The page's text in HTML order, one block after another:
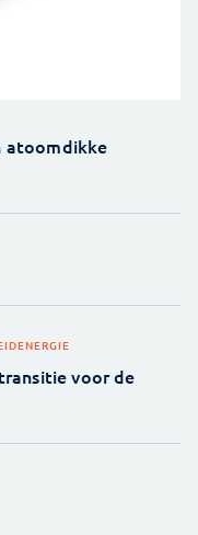
atoomdikke
ENERGIE
voor de